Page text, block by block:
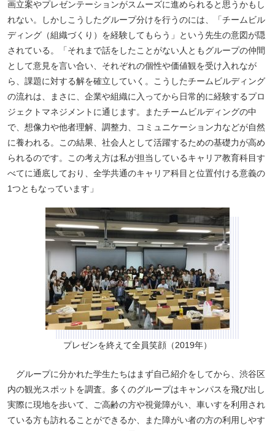
画立案やプレゼンテーションがスムーズに進められると思うかもし
れない。しかしこうしたグループ分けを行うのには、「チームビル
ディング（組織づくり）を経験してもらう」という先生の意図が隠
されている。「それまで話をしたことがない人ともグループの仲間
として意見を言い合い、それぞれの個性や価値観を受け入れなが
ら、課題に対する解を確立していく。こうしたチームビルディング
の流れは、まさに、企業や組織に入ってから日常的に経験するプロ
ジェクトマネジメントに通じます。またチームビルディングの中
で、想像力や他者理解、調整力、コミュニケーション力などが自然
に養われる。この結果、社会人として活躍するための基礎力が高め
られるのです。この考え方は私が担当しているキャリア教育科目す
べてに通底しており、全学共通のキャリア科目と位置付ける意義の
1つともなっています」
プレゼンを終えて全員笑顔（2019年）
グループに分かれた学生たちはまず自己紹介をしてから、渋谷区
内の観光スポットを調査。多くのグループはキャンパスを飛び出し
実際に現地を歩いて、ご高齢の方や視覚障がい、車いすを利用され
ている方も訪れることができるか、また障がい者の方の利用しやす